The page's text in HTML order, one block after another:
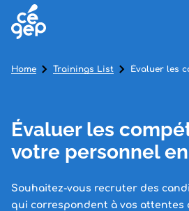
Évaluer les
votre personnel
Souhaitez-vous recruter des
qui correspondent à vos attentes
Home Trainings List